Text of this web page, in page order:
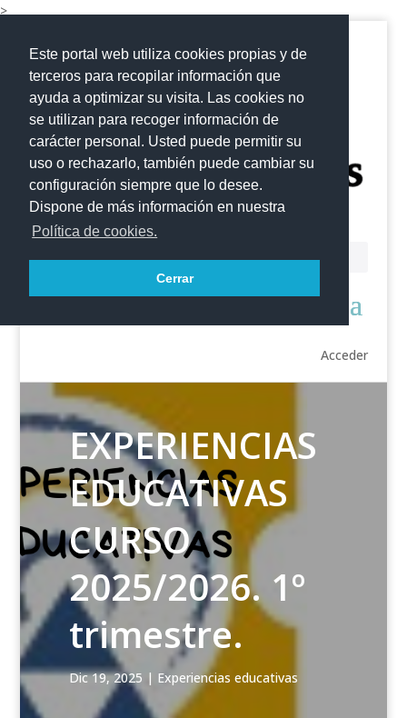
Este portal web utiliza cookies propias y de
terceros para recopilar información que
ayuda a optimizar su visita. Las cookies no
se utilizan para recoger información de
carácter personal. Usted puede permitir su
uso o rechazarlo, también puede cambiar su
configuración siempre que lo desee.
Dispone de más información en nuestra
Política de cookies.
Cerrar
>
Acceder
EXPERIENCIAS
EDUCATIVAS
CURSO
2025/2026. 1º
trimestre.
Dic 19, 2025 | Experiencias educativas